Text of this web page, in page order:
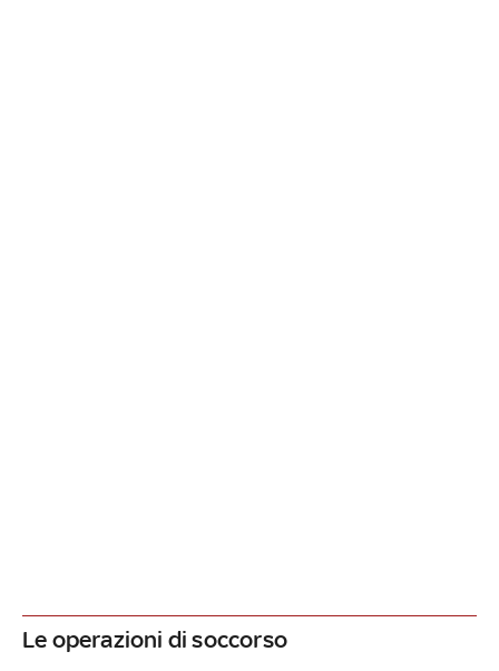
Le operazioni di soccorso